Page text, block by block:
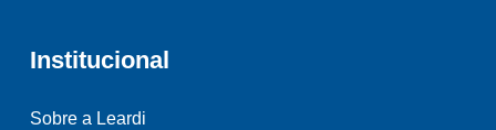
Institucional
Sobre a Leardi